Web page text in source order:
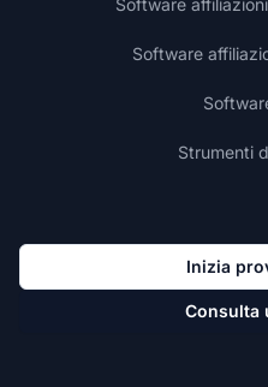
Software
Software
Strumenti
Inizia
Consulta